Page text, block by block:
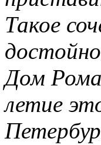
Такое
Дом
летие